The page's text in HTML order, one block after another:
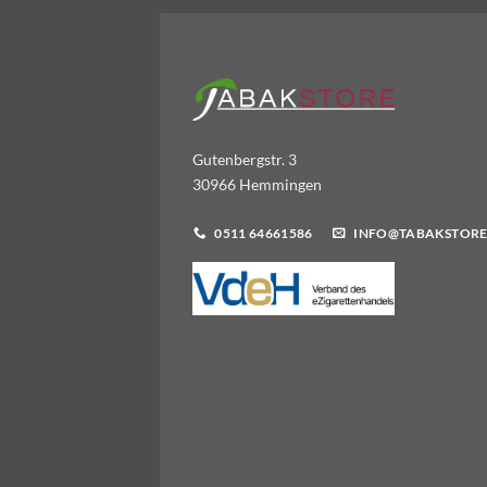
Gutenbergstr. 3
30966 Hemmingen
0511 64661586